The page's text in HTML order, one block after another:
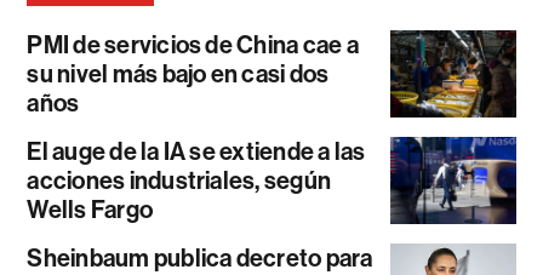
PMI de servicios de China cae a
su nivel más bajo en casi dos
años
El auge de la IA se extiende a las
acciones industriales, según
Wells Fargo
Sheinbaum publica decreto para